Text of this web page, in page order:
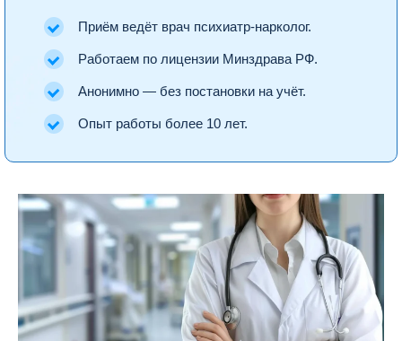
Приём ведёт врач психиатр-нарколог.
Работаем по лицензии Минздрава РФ.
Анонимно — без постановки на учёт.
Опыт работы более 10 лет.